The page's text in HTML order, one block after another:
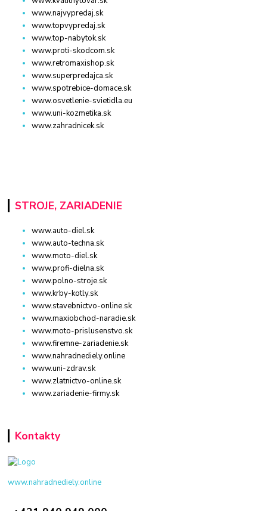
www.najvypredaj.sk
www.topvypredaj.sk
www.top-nabytok.sk
www.proti-skodcom.sk
www.retromaxishop.sk
www.superpredajca.sk
www.spotrebice-domace.sk
www.osvetlenie-svietidla.eu
www.uni-kozmetika.sk
www.zahradnicek.sk
STROJE, ZARIADENIE
www.auto-diel.sk
www.auto-techna.sk
www.moto-diel.sk
www.profi-dielna.sk
www.polno-stroje.sk
www.krby-kotly.sk
www.stavebnictvo-online.sk
www.maxiobchod-naradie.sk
www.moto-prislusenstvo.sk
www.firemne-zariadenie.sk
www.nahradnediely.online
www.uni-zdrav.sk
www.zlatnictvo-online.sk
www.zariadenie-firmy.sk
Kontakty
www.nahradnediely.online